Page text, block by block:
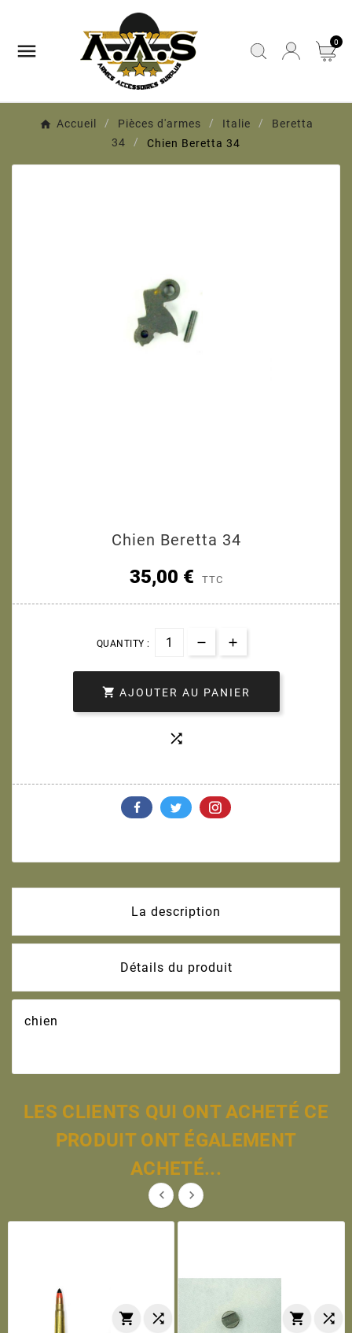
 0
Accueil Pièces d'armes Italie
Beretta
34
Chien Beretta 34
Chien Beretta 34
35,00 € TTC
QUANTITY :
 AJOUTER AU PANIER

La description
Détails du produit
chien
LES CLIENTS QUI ONT ACHETÉ CE
PRODUIT ONT ÉGALEMENT
ACHETÉ...
 
   